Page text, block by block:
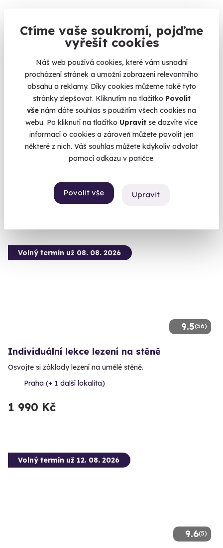
Ctíme vaše soukromí, pojďme
vyřešit cookies
Náš web používá cookies, které vám usnadní
procházení stránek a umožní zobrazení relevantního
obsahu a reklamy. Díky cookies můžeme také tyto
stránky zlepšovat. Kliknutím na tlačítko Povolit
vše nám dáte souhlas s použitím všech cookies na
webu. Po kliknutí na tlačítko Upravit se dozvíte více
informací o cookies a zároveň můžete povolit jen
některé z nich. Váš souhlas můžete kdykoliv odvolat
pomocí odkazu v patičce.
Povolit vše Upravit
10.0
Pilotem vrtulníku na zkoušku
Splňte si svůj sen a pomozte pilotovat helikoptéru.
11 900 Kč
9.5(56)
Volný termín už 08. 08. 2026
Individuální lekce lezení na stěně
Osvojte si základy lezení na umělé stěně.
Praha (+ 1 další lokalita)
1 990 Kč
9.6(5)
Volný termín už 12. 08. 2026